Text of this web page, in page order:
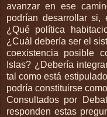
avanzar en ese
podrían desarrollar si,
¿Qué política
¿Cuál debería ser el
coexistencia posible
Islas? ¿Debería
tal como está
podría constituirse
Consultados por
responden estas